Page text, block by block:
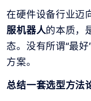
在硬件设备行业迈
服机器人的本质，
态。没有所谓“最
方案。
总结一套选型方法